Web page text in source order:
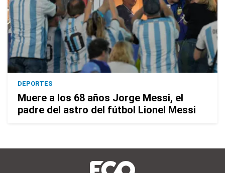
DEPORTES
Muere a los 68 años Jorge Messi, el
padre del astro del fútbol Lionel Messi